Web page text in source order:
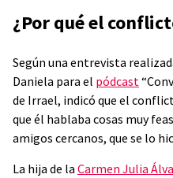
¿Por qué el
Según una entrevista
Daniela para el pódcast
de Irrael, indicó que el
que él hablaba cosas muy
amigos cercanos, que se lo
La hija de la Carmen Julia